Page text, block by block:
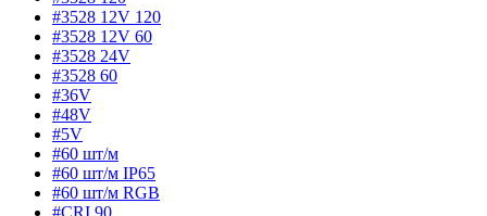
#3528 12V 120
#3528 12V 60
#3528 24V
#3528 60
#36V
#48V
#5V
#60 шт/м
#60 шт/м IP65
#60 шт/м RGB